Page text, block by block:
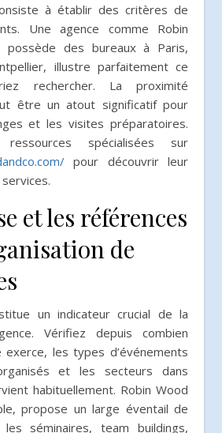
à établir des critères de
Une agence comme Robin
des bureaux à Paris,
illustre parfaitement ce
rechercher. La proximité
être un atout significatif pour
et les visites préparatoires.
spécialisées sur
pour découvrir leur
et les références
de
un indicateur crucial de la
Vérifiez depuis combien
exerce, les types d’événements
et les secteurs dans
habituellement. Robin Wood
propose un large éventail de
les séminaires, team buildings,